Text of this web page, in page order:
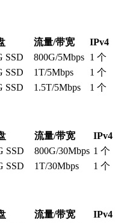
流量/带宽 IPv4
SSD 800G/5Mbps 1 个
SSD 1T/5Mbps 1 个
SSD 1.5T/5Mbps 1 个
流量/带宽 IPv4
SSD 800G/30Mbps 1 个
SSD 1T/30Mbps 1 个
流量/带宽 IPv4